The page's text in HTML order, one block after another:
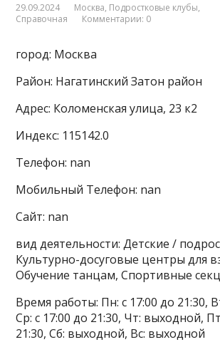
29.09.2024 Москва, Подростковые клубы,
Справочная
Комментарии: 0
город: Москва
Район: Нагатинский Затон район
Адрес: Коломенская улица, 23 к2
Индекс: 115142.0
Телефон: nan
Мобильный Телефон: nan
Сайт: nan
вид деятельности: Детские /
Культурно-досуговые центры для
Обучение танцам, Спортивные
Время работы: Пн: с 17:00 до 21:30,
Ср: с 17:00 до 21:30, Чт: выходной,
21:30, Сб: выходной, Вс: выходной